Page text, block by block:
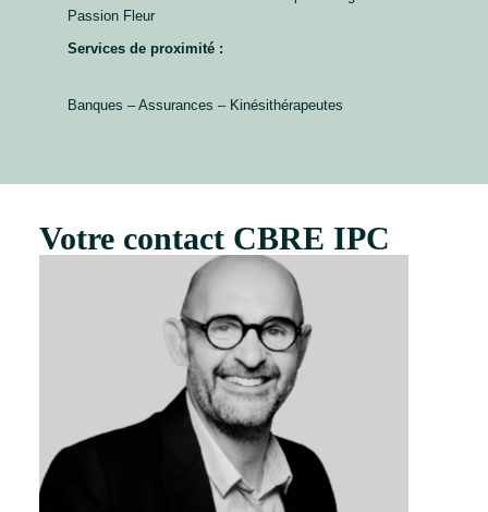
Passion Fleur
Services de proximité :
Banques – Assurances – Kinésithérapeutes
Votre contact CBRE IPC